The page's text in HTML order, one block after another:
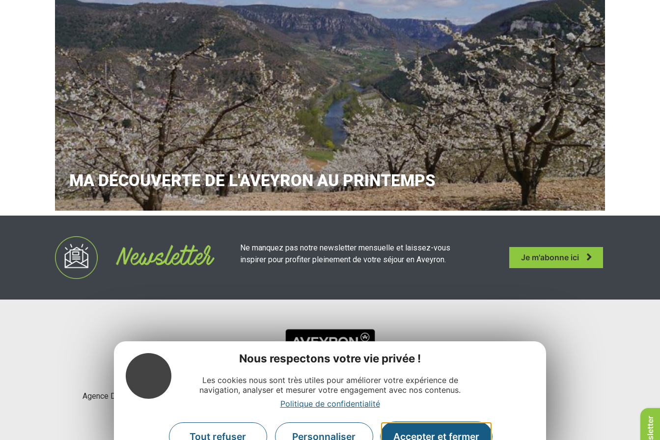
Nous respectons votre vie privée !
Les cookies nous sont très utiles pour améliorer votre expérience de
navigation, analyser et mesurer votre engagement avec nos contenus.
Politique de confidentialité
Tout refuser Personnaliser Accepter et fermer
MA DÉCOUVERTE DE L'AVEYRON AU PRINTEMPS
Ne manquez pas notre newsletter mensuelle et laissez-vous
inspirer pour profiter pleinement de votre séjour en Aveyron.
Je m'abonne ici
Agence Départementale de l’Attractivité et du Tourisme de l’Aveyron
Rue Louis Blanc – BP831 – 12008 Rodez
Contactez-nous
À propos
Nos autres sites